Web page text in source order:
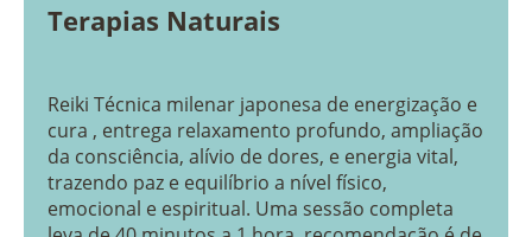
Terapias Naturais
Reiki Técnica milenar japonesa de energização e
cura , entrega relaxamento profundo, ampliação
da consciência, alívio de dores, e energia vital,
trazendo paz e equilíbrio a nível físico,
emocional e espiritual. Uma sessão completa